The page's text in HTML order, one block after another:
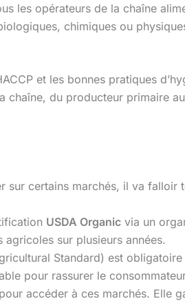
les opérateurs de la chaîne
chimiques ou
et les bonnes pratiques
chaîne, du producteur primaire
certains marchés, il va falloir
USDA Organic via un
agricoles sur plusieurs années.
Standard) est
pour rassurer le
accéder à ces marchés. Elle